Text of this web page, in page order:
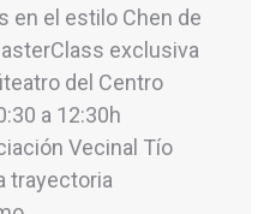
en el estilo Chen de
exclusiva
del Centro
a 12:30h
Vecinal Tío
trayectoria